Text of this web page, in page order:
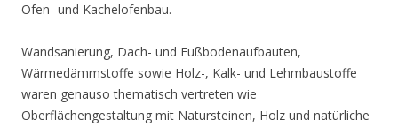
Ofen- und Kachelofenbau.
Wandsanierung, Dach- und Fußbodenaufbauten,
Wärmedämmstoffe sowie Holz-, Kalk- und Lehmbaustoffe
waren genauso thematisch vertreten wie
Oberflächengestaltung mit Natursteinen, Holz und natürliche